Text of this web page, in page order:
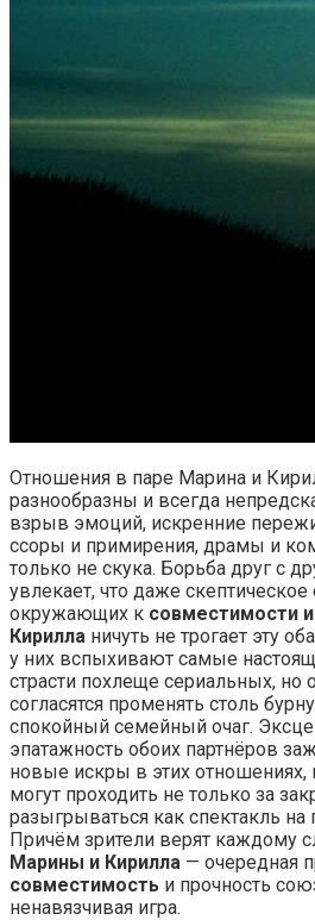
Отношения в паре Марина и
разнообразны и всегда
взрыв эмоций, искренние
ссоры и примирения, драмы и
только не скука. Борьба друг с
увлекает, что даже
окружающих к совместимости
Кирилла ничуть не трогает эту
у них вспыхивают самые
страсти похлеще сериальных, но
согласятся променять столь
спокойный семейный очаг.
эпатажность обоих партнёров
новые искры в этих
могут проходить не только за
разыгрываться как спектакль
Причём зрители верят каждому
Марины и Кирилла — очередная
совместимость и прочность
ненавязчивая игра.